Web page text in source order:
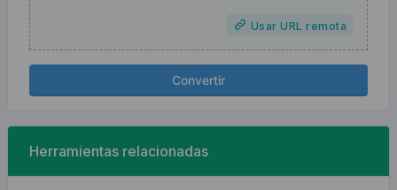
Usar URL remota
Convertir
Herramientas relacionadas